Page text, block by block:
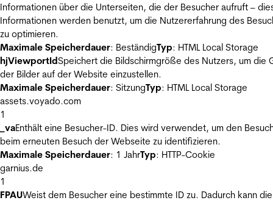
Informationen über die Unterseiten, die der Besucher aufruft –
Informationen werden benutzt, um die Nutzererfahrung des
zu optimieren.
Maximale Speicherdauer: BeständigTyp: HTML Local Storage
hjViewportIdSpeichert die Bildschirmgröße des Nutzers, um die
der Bilder auf der Website einzustellen.
Maximale Speicherdauer: SitzungTyp: HTML Local Storage
assets.voyado.com
1
_vaEnthält eine Besucher-ID. Dies wird verwendet, um den
beim erneuten Besuch der Webseite zu identifizieren.
Maximale Speicherdauer: 1 JahrTyp: HTTP-Cookie
garnius.de
1
FPAUWeist dem Besucher eine bestimmte ID zu. Dadurch kann die